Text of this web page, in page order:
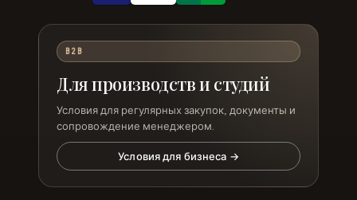
B2B
Для производств и студий
Условия для регулярных закупок, документы и
сопровождение менеджером.
Условия для бизнеса →